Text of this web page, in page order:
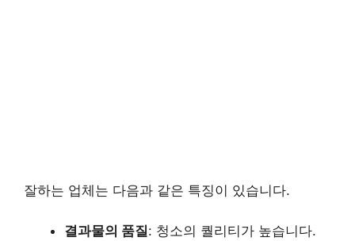
잘하는 업체는 다음과 같은 특징이 있습니다.
결과물의 품질: 청소의 퀄리티가 높습니다.